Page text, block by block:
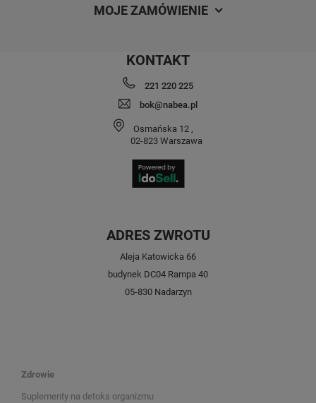
MOJE ZAMÓWIENIE
KONTAKT
221 220 225
bok@nabea.pl
Osmańska 12 ,
02-823 Warszawa
ADRES ZWROTU
Aleja Katowicka 66
budynek DC04 Rampa 40
05-830 Nadarzyn
Zdrowie
Suplementy na detoks organizmu